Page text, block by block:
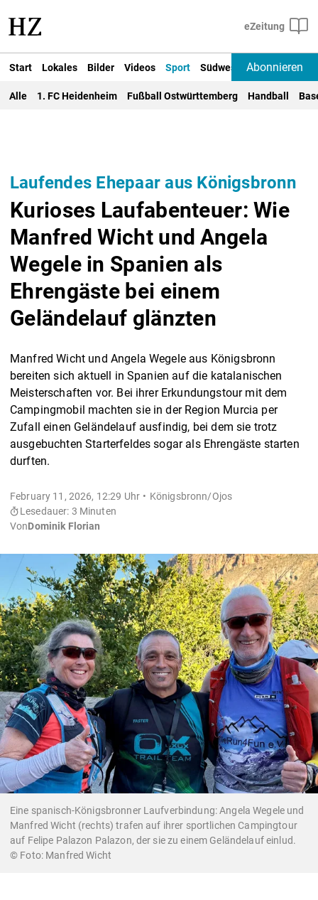
Start Lokales Bilder Videos Sport Südwest Deutschland
Abonnieren
Alle 1. FC Heidenheim Fußball Ostwürttemberg Handball
Laufendes Ehepaar aus Königsbronn
Kurioses Laufabenteuer: Wie
Manfred Wicht und Angela
Wegele in Spanien als
Ehrengäste bei einem
Geländelauf glänzten
Manfred Wicht und Angela Wegele aus Königsbronn
bereiten sich aktuell in Spanien auf die katalanischen
Meisterschaften vor. Bei ihrer Erkundungstour mit dem
Campingmobil machten sie in der Region Murcia per
Zufall einen Geländelauf ausfindig, bei dem sie trotz
ausgebuchten Starterfeldes sogar als Ehrengäste starten
durften.
February 11, 2026, 12:29 Uhr
Königsbronn/Ojos
Lesedauer: 3 Minuten
VonDominik Florian
Eine spanisch-Königsbronner Laufverbindung: Angela Wegele und
Manfred Wicht (rechts) trafen auf ihrer sportlichen Campingtour
auf Felipe Palazon Palazon, der sie zu einem Geländelauf einlud.
Manfred Wicht